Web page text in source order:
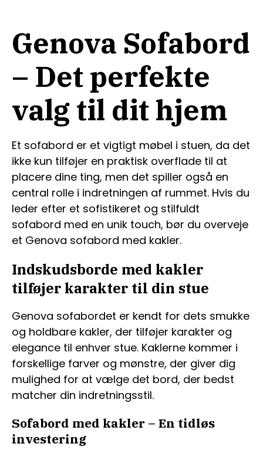
Genova Sofabord
– Det perfekte
valg til dit hjem
Et sofabord er et vigtigt møbel i stuen, da det
ikke kun tilføjer en praktisk overflade til at
placere dine ting, men det spiller også en
central rolle i indretningen af rummet. Hvis du
leder efter et sofistikeret og stilfuldt
sofabord med en unik touch, bør du overveje
et Genova sofabord med kakler.
Indskudsborde med kakler
tilføjer karakter til din stue
Genova sofabordet er kendt for dets smukke
og holdbare kakler, der tilføjer karakter og
elegance til enhver stue. Kaklerne kommer i
forskellige farver og mønstre, der giver dig
mulighed for at vælge det bord, der bedst
matcher din indretningsstil.
Sofabord med kakler – En tidløs
investering